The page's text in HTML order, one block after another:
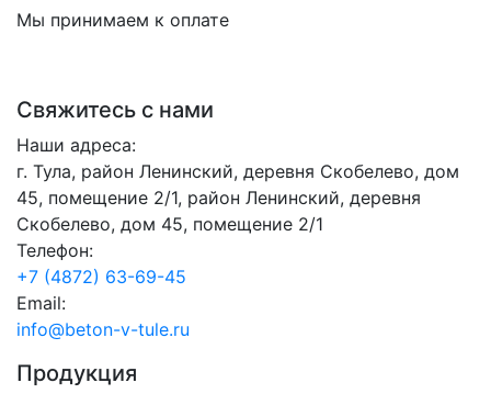
Мы принимаем к оплате
Свяжитесь с нами
Наши адреса:
г. Тула, район Ленинский, деревня Скобелево, дом
45, помещение 2/1, район Ленинский, деревня
Скобелево, дом 45, помещение 2/1
Телефон:
+7 (4872) 63-69-45
Email:
info@beton-v-tule.ru
Продукция